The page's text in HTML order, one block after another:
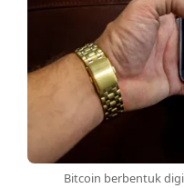
Bitcoin berbentuk